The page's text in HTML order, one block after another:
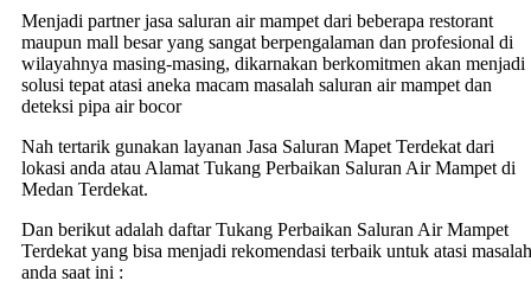
Menjadi partner jasa saluran air mampet dari beberapa restorant
maupun mall besar yang sangat berpengalaman dan profesional di
wilayahnya masing-masing, dikarnakan berkomitmen akan menjadi
solusi tepat atasi aneka macam masalah saluran air mampet dan
deteksi pipa air bocor
Nah tertarik gunakan layanan Jasa Saluran Mapet Terdekat dari
lokasi anda atau Alamat Tukang Perbaikan Saluran Air Mampet di
Medan Terdekat.
Dan berikut adalah daftar Tukang Perbaikan Saluran Air Mampet
Terdekat yang bisa menjadi rekomendasi terbaik untuk atasi masalah
anda saat ini :